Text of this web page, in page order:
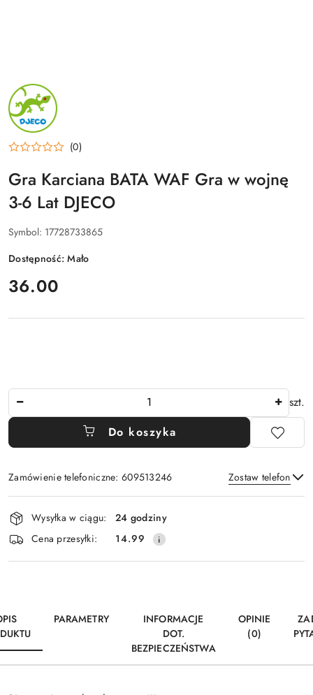
NAZWA
PRODUCENTA:
DJECO
(0)
Gra Karciana BATA WAF Gra w wojnę
3-6 Lat DJECO
Symbol: 17728733865
Dostępność:Mało
cena:
36.00
szt.
Do koszyka
Zamówienie telefoniczne: 609513246 Zostaw telefon
Wyślij
Dostępność
i
dostawa
Wysyłka w ciągu:
24 godziny
Cena przesyłki:
14.99
PARAMETRY
INFORMACJE
DOT.
BEZPIECZEŃSTWA
OPINIE
(0)